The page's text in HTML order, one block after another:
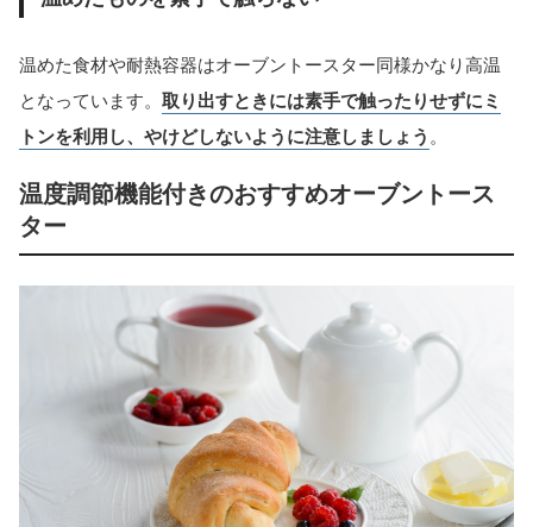
温めた食材や耐熱容器はオーブントースター同様かなり高温
となっています。 取り出すときには素手で触ったりせずにミ
トンを利用し、やけどしないように注意しましょう 。
温度調節機能付きのおすすめオーブントース
ター